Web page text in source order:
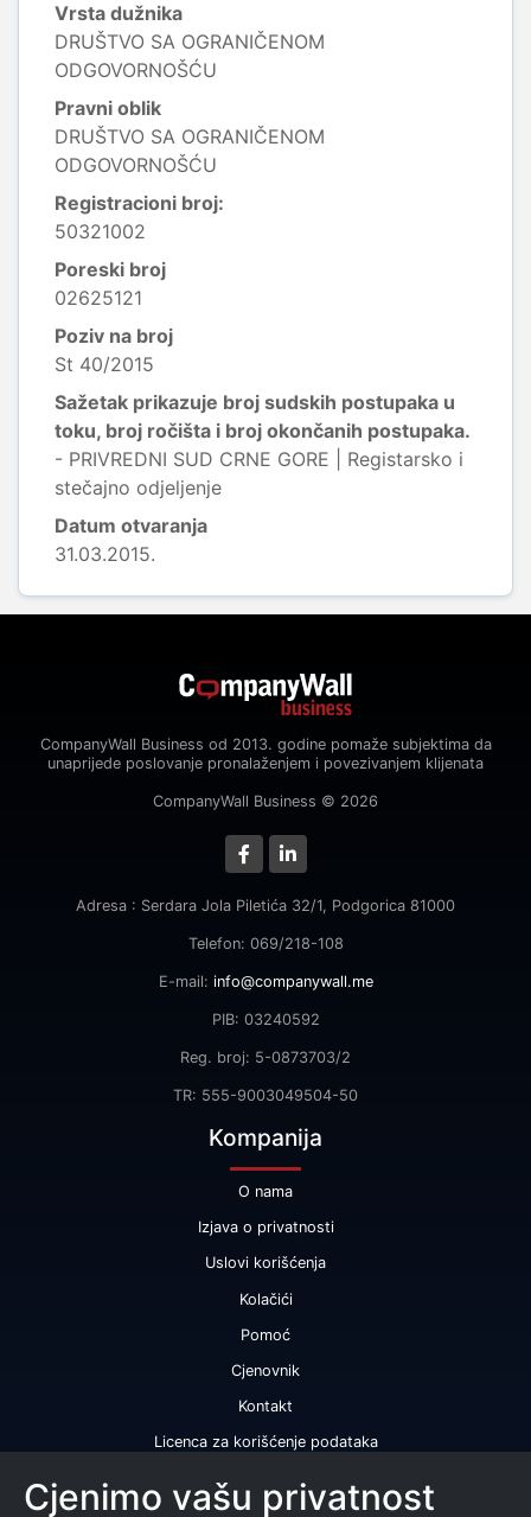
Vrsta dužnika
DRUŠTVO SA OGRANIČENOM
ODGOVORNOŠĆU
Pravni oblik
DRUŠTVO SA OGRANIČENOM
ODGOVORNOŠĆU
Registracioni broj:
50321002
Poreski broj
02625121
Poziv na broj
St 40/2015
Sažetak prikazuje broj sudskih postupaka u
toku, broj ročišta i broj okončanih postupaka.
- PRIVREDNI SUD CRNE GORE | Registarsko i
stečajno odjeljenje
Datum otvaranja
31.03.2015.
CompanyWall Business od 2013. godine pomaže subjektima da
unaprijede poslovanje pronalaženjem i povezivanjem klijenata
CompanyWall Business © 2026
Adresa : Serdara Jola Piletića 32/1, Podgorica 81000
Telefon: 069/218-108
E-mail: info@companywall.me
PIB: 03240592
Reg. broj: 5-0873703/2
TR: 555-9003049504-50
Kompanija
O nama
Izjava o privatnosti
Uslovi korišćenja
Kolačići
Pomoć
Cjenovnik
Kontakt
Licenca za korišćenje podataka
Naše usluge
Cjenimo vašu privatnost